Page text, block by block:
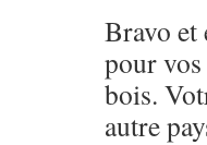
Bravo
pour
bois.
autre